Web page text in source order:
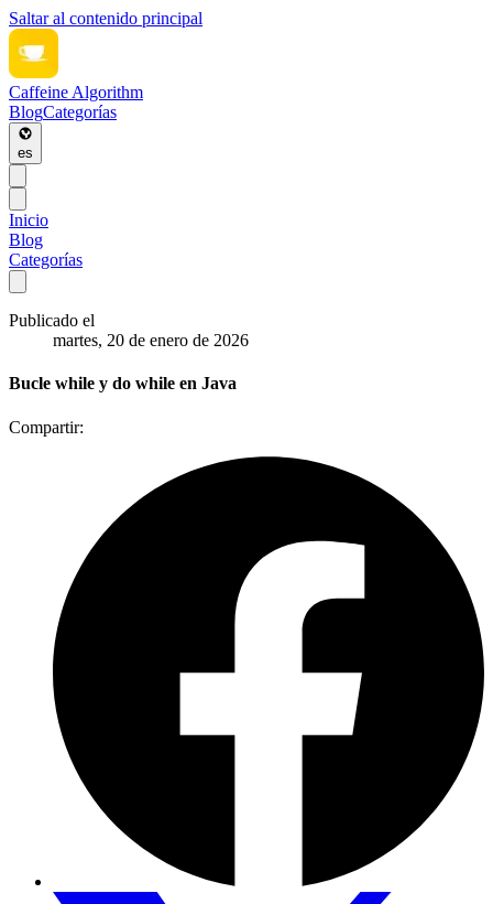
Saltar al contenido principal
Caffeine Algorithm
BlogCategorías
es
Inicio
Blog
Categorías
Publicado el
martes, 20 de enero de 2026
Bucle while y do while en Java
Compartir: